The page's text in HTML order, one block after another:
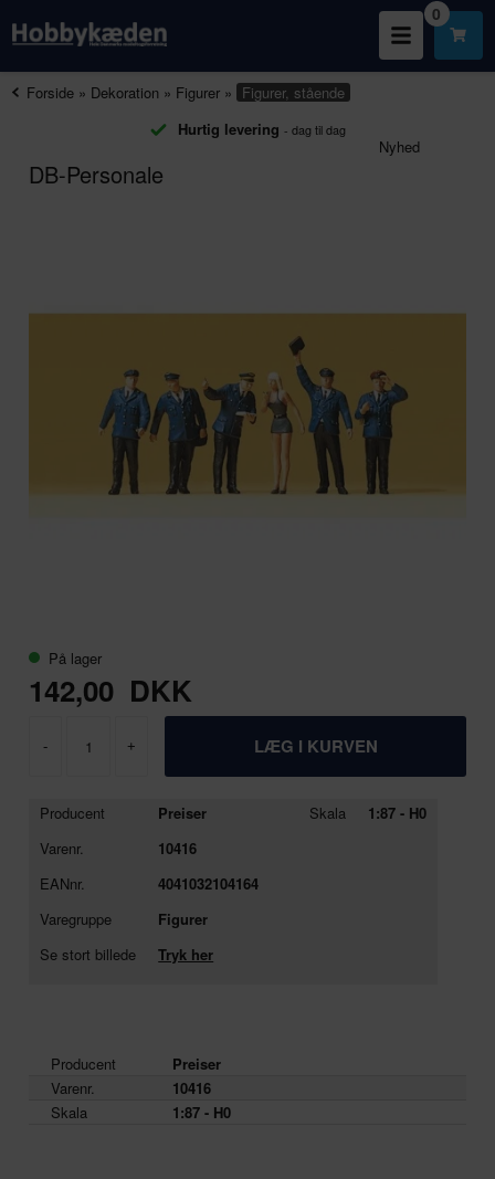
0
Forside » Dekoration » Figurer » Figurer, stående
Hurtig levering - dag til dag
Nyhed
DB-Personale
På lager
142,00 DKK
- +
Producent
Preiser
Varenr.
10416
EANnr.
4041032104164
Varegruppe
Figurer
Se stort billede
Tryk her
Skala 1:87 - H0
Producent
Preiser
Varenr.
10416
Skala
1:87 - H0